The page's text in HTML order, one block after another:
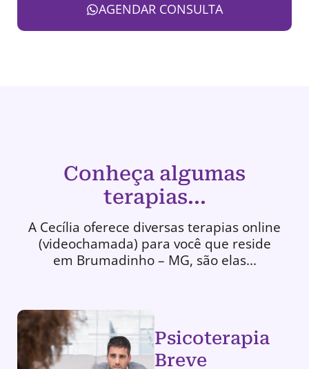
AGENDAR CONSULTA
Conheça algumas
terapias...
A Cecília oferece diversas terapias online
(videochamada) para você que reside
em Brumadinho – MG, são elas...
Psicoterapia
Breve